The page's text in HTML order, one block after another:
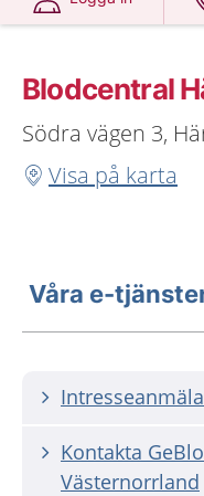
Blodcentral
Södra vägen 3,
Visa på karta
Våra e-
Kontakta
Västernorrland